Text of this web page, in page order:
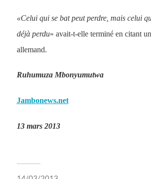
«Celui qui se bat peut perdre, mais celui
déjà perdu» avait-t-elle terminé en citant
allemand.
Ruhumuza Mbonyumutwa
Jambonews.net
13 mars 2013